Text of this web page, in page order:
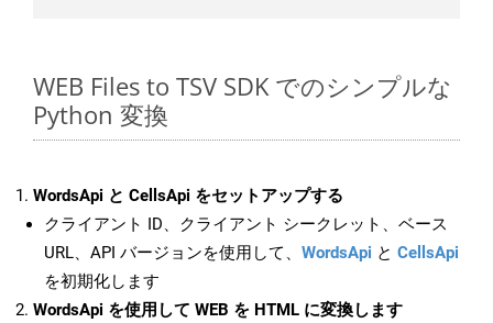
WEB Files to TSV SDK でのシンプルな
Python 変換
WordsApi と CellsApi をセットアップする
クライアント ID、クライアント シークレット、ベース
URL、API バージョンを使用して、 WordsApi と CellsApi
を初期化します
WordsApi を使用して WEB を HTML に変換します